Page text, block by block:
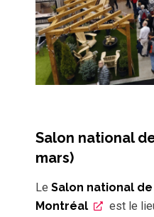
Salon national
mars)
Le Salon national
Montréal
est le